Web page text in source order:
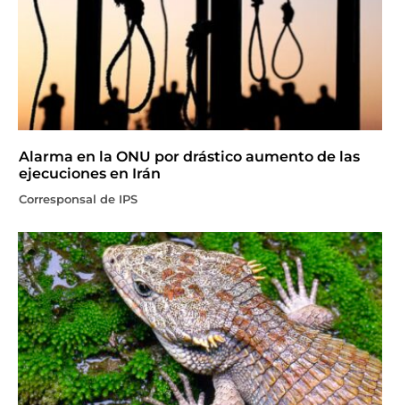
Alarma en la ONU por drástico aumento de las
ejecuciones en Irán
Corresponsal de IPS